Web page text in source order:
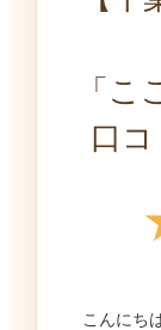
「
口
こんにち